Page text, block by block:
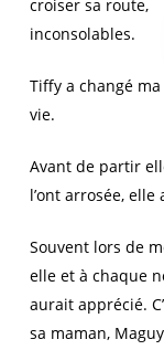
croiser sa route,
inconsolables.
Tiffy a changé ma
vie.
Avant de partir
l’ont arrosée,
Souvent lors de
elle et à chaque
aurait apprécié.
sa maman,